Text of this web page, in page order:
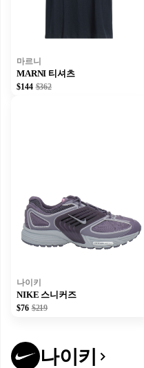
마르니
MARNI 티셔츠
$144 $362
나이키
NIKE 스니커즈
$76 $219
나이키